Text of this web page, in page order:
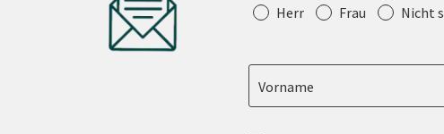
Anrede
Herr Frau Nicht
Vorname